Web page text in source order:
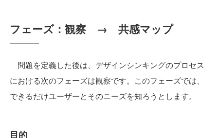
フェーズ：観察 → 共感マップ
問題を定義した後は、デザインシンキングのプロセス
における次のフェーズは観察です。このフェーズでは、
できるだけユーザーとそのニーズを知ろうとします。
目的